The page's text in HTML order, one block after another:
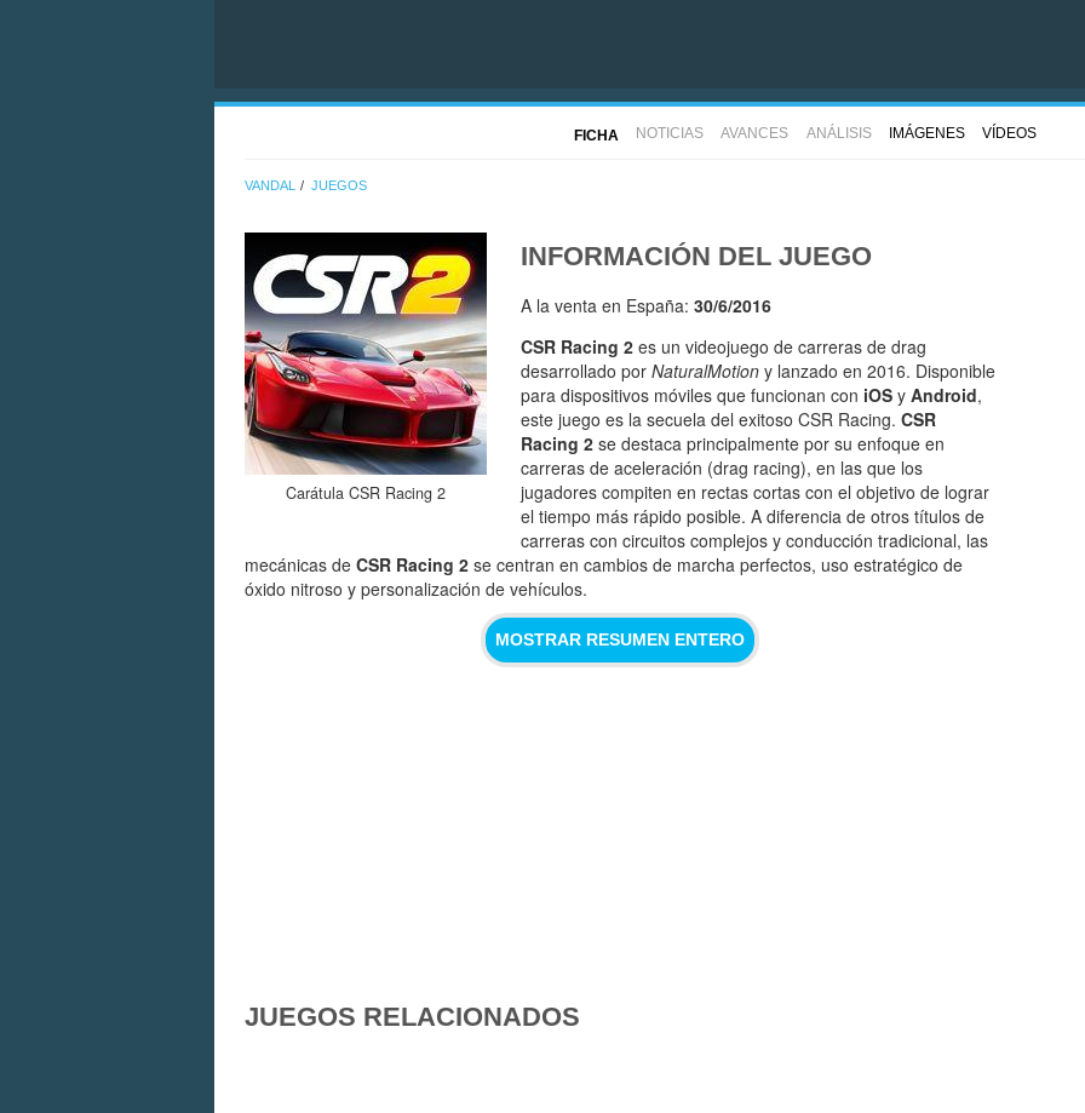
FICHA NOTICIAS AVANCES ANÁLISIS IMÁGENES VÍDEOS
VANDAL JUEGOS
Carátula CSR Racing 2
INFORMACIÓN DEL JUEGO
A la venta en España: 30/6/2016
CSR Racing 2 es un videojuego de carreras de drag
desarrollado por NaturalMotion y lanzado en 2016. Disponible
para dispositivos móviles que funcionan con iOS y Android,
este juego es la secuela del exitoso CSR Racing. CSR
Racing 2 se destaca principalmente por su enfoque en
carreras de aceleración (drag racing), en las que los
jugadores compiten en rectas cortas con el objetivo de lograr
el tiempo más rápido posible. A diferencia de otros títulos de
carreras con circuitos complejos y conducción tradicional, las
mecánicas de CSR Racing 2 se centran en cambios de marcha perfectos, uso estratégico de
óxido nitroso y personalización de vehículos.
MOSTRAR RESUMEN ENTERO
JUEGOS RELACIONADOS